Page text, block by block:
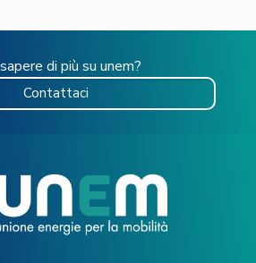
di più su unem?
Contattaci